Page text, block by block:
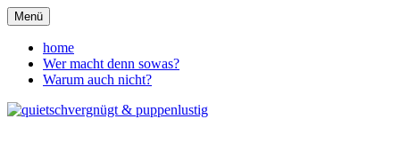
Zum
Inhalt
springen
quietschvergnügt &
puppenlustig
Menü
home
Wer macht denn sowas?
Warum auch nicht?